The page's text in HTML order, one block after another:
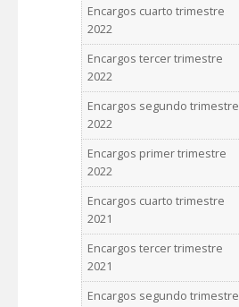
Encargos cuarto trimestre
2022
Encargos tercer trimestre
2022
Encargos segundo trimestre
2022
Encargos primer trimestre
2022
Encargos cuarto trimestre
2021
Encargos tercer trimestre
2021
Encargos segundo trimestre